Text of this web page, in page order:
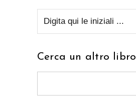
Cerca un altro libro